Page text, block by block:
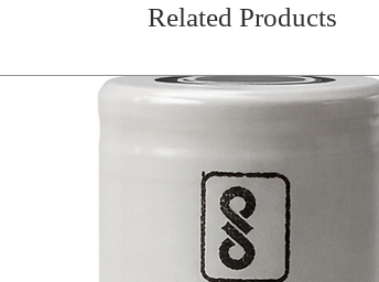
Related Products